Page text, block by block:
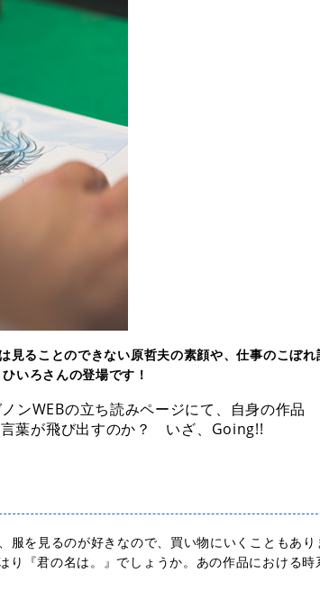
ることのできない原哲夫の素顔や、仕事のこぼれ
いろさんの登場です！
ンWEBの立ち読みページにて、自身の作品
言葉が飛び出すのか？ いざ、Going!!
を見るのが好きなので、買い物にいくこともあり
『君の名は。』でしょうか。あの作品における時